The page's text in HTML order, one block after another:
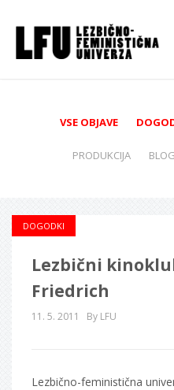
VSE OBJAVE
PRODUKCIJA BLOG
DOGODKI
Lezbični
Friedrich
11. 5. 2011 By LFU
Lezbično-feministična